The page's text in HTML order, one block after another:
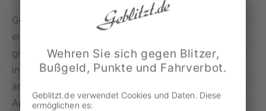
Gegen die Gebühr in der Höhe von 360 Euro für
einen Anwohnerparkplatz hat das BVerwG
grundsätzlich nichts. So sind die Richter am BVerwG
in Leipzig nicht die Einzigen, die eine Erhöhung als
angemessen erachten. T-Online berichtet: „Schon im
April 2022 hatte die Deutsche Umwelthilfe (DUH)
Wehren Sie sich gegen Blitzer,
Bußgeld, Punkte und Fahrverbot.
Geblitzt.de verwendet Cookies und Daten. Diese
ermöglichen es: